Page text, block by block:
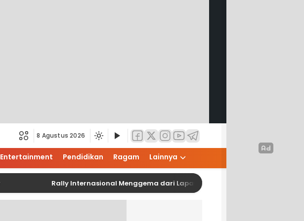
8 Agustus 2026
Entertainment Pendidikan Ragam Lainnya
Rally Internasional Menggema dari Lapangan Adam Malik, Wakil Wali Kota